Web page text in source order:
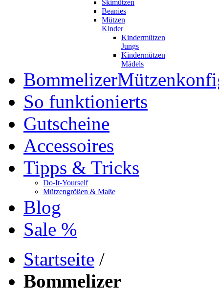
Skimützen
Beanies
Mützen
Kinder
Kindermützen
Jungs
Kindermützen
Mädels
Bommelizer
So funktionierts
Gutscheine
Accessoires
Tipps & Tricks
Do-It-Yourself
Mützengrößen & Maße
Blog
Sale %
Startseite /
Bommelizer